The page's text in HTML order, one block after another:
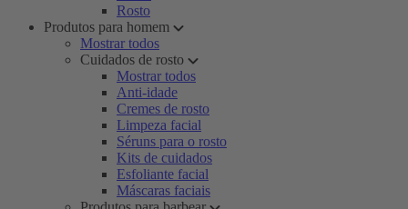
Rosto
Produtos para homem
Mostrar todos
Cuidados de rosto
Mostrar todos
Anti-idade
Cremes de rosto
Limpeza facial
Séruns para o rosto
Kits de cuidados
Esfoliante facial
Máscaras faciais